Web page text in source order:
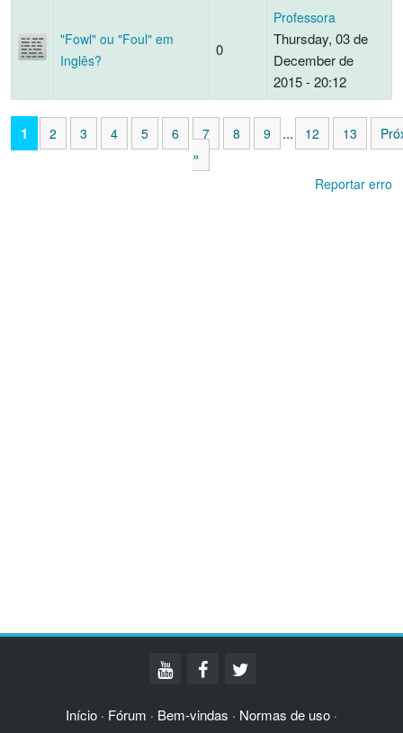
"Fowl" ou "Foul" em
Inglês?
0
Professora
Thursday, 03 de
December de
2015 - 20:12
1 2 3 4 5 6 7 8 9 ... 12 13
»
Reportar erro
Início · Fórum · Bem-vindas · Normas de uso ·